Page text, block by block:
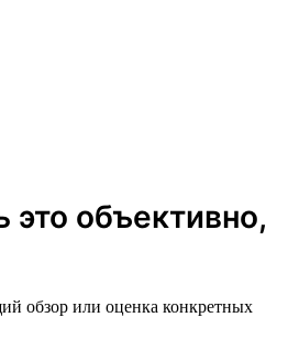
объективно,
обзор или оценка конкретных